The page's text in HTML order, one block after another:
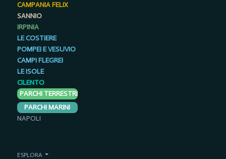
CAMPANIA FELIX
SANNIO
IRPINIA
LE COSTIERE
POMPEI E VESUVIO
CAMPI FLEGREI
LE ISOLE
CILENTO
PARCHI TERRESTRI
PARCHI MARINI
NAPOLI
ESPLORA